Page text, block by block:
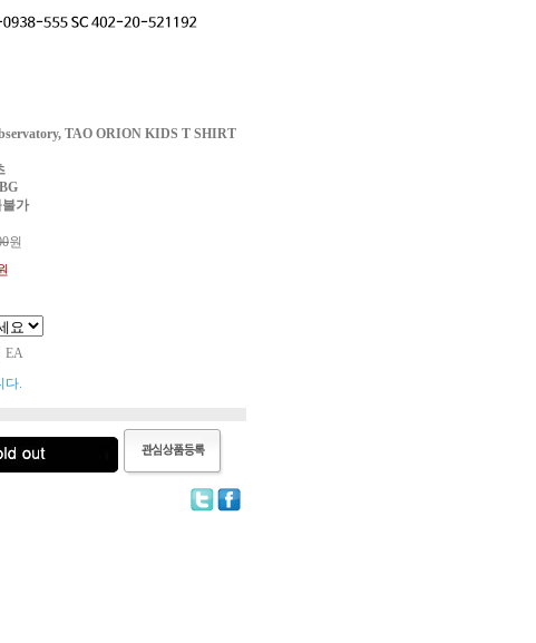
TAO ORION KIDS T SHIRT
가
원
EA
다.